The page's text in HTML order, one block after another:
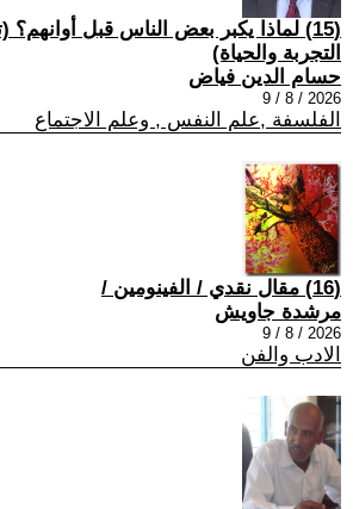
(15) لماذا يكبر بعض الناس قبل أوانهم؟
التجربة والحياة)
حسام الدين فياض
2026 / 8 / 9
الفلسفة ,علم النفس , وعلم الاجتماع
(16) مقال نقدي / الفينومين /
مرشدة جاويش
2026 / 8 / 9
الادب والفن